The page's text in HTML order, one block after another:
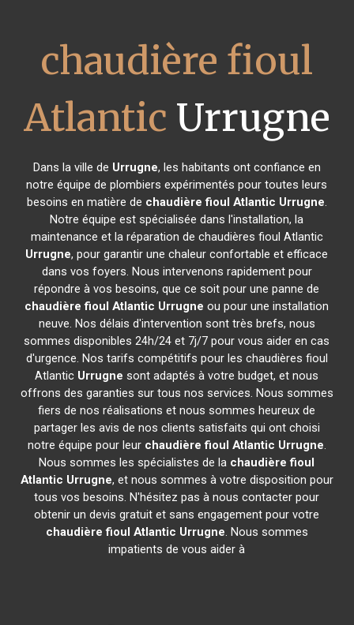
chaudière fioul
Atlantic Urrugne
Dans la ville de Urrugne, les habitants ont confiance en
notre équipe de plombiers expérimentés pour toutes leurs
besoins en matière de chaudière fioul Atlantic Urrugne.
Notre équipe est spécialisée dans l'installation, la
maintenance et la réparation de chaudières fioul Atlantic
Urrugne, pour garantir une chaleur confortable et efficace
dans vos foyers. Nous intervenons rapidement pour
répondre à vos besoins, que ce soit pour une panne de
chaudière fioul Atlantic Urrugne ou pour une installation
neuve. Nos délais d'intervention sont très brefs, nous
sommes disponibles 24h/24 et 7j/7 pour vous aider en cas
d'urgence. Nos tarifs compétitifs pour les chaudières fioul
Atlantic Urrugne sont adaptés à votre budget, et nous
offrons des garanties sur tous nos services. Nous sommes
fiers de nos réalisations et nous sommes heureux de
partager les avis de nos clients satisfaits qui ont choisi
notre équipe pour leur chaudière fioul Atlantic Urrugne.
Nous sommes les spécialistes de la chaudière fioul
Atlantic Urrugne, et nous sommes à votre disposition pour
tous vos besoins. N'hésitez pas à nous contacter pour
obtenir un devis gratuit et sans engagement pour votre
chaudière fioul Atlantic Urrugne. Nous sommes
impatients de vous aider à